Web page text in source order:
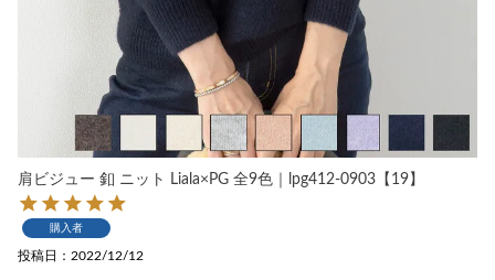
肩ビジュー 釦 ニット Liala×PG 全9色｜lpg412-0903【19】
購入者
投稿日 2022/12/12